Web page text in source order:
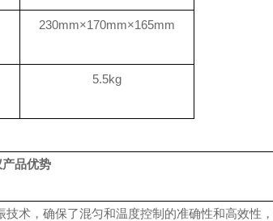
230mm×170mm×165mm
5.5kg
品优势
技术，确保了混匀和温度控制的准确性和高效性